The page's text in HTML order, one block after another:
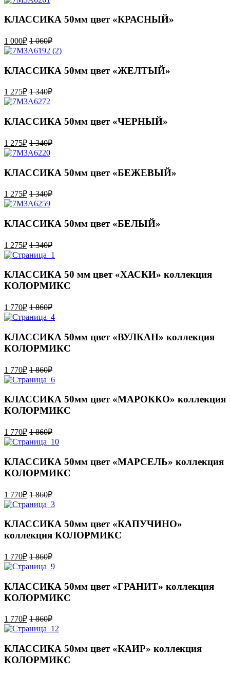
КЛАССИКА 50мм цвет «КРАСНЫЙ»
1 000₽ 1 060₽
КЛАССИКА 50мм цвет «ЖЕЛТЫЙ»
1 275₽ 1 340₽
КЛАССИКА 50мм цвет «ЧЕРНЫЙ»
1 275₽ 1 340₽
КЛАССИКА 50мм цвет «БЕЖЕВЫЙ»
1 275₽ 1 340₽
КЛАССИКА 50мм цвет «БЕЛЫЙ»
1 275₽ 1 340₽
КЛАССИКА 50 мм цвет «ХАСКИ» коллекция
КОЛОРМИКС
1 770₽ 1 860₽
КЛАССИКА 50мм цвет «ВУЛКАН» коллекция
КОЛОРМИКС
1 770₽ 1 860₽
КЛАССИКА 50мм цвет «МАРОККО» коллекция
КОЛОРМИКС
1 770₽ 1 860₽
КЛАССИКА 50мм цвет «МАРСЕЛЬ» коллекция
КОЛОРМИКС
1 770₽ 1 860₽
КЛАССИКА 50мм цвет «КАПУЧИНО»
коллекция КОЛОРМИКС
1 770₽ 1 860₽
КЛАССИКА 50мм цвет «ГРАНИТ» коллекция
КОЛОРМИКС
1 770₽ 1 860₽
КЛАССИКА 50мм цвет «КАИР» коллекция
КОЛОРМИКС